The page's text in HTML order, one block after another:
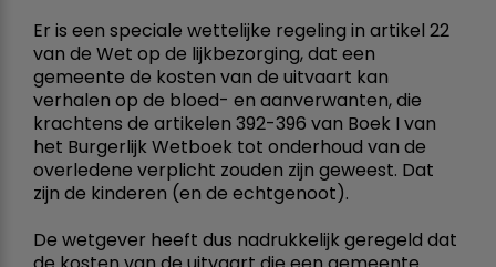
Er is een speciale wettelijke regeling in artikel 22
van de Wet op de lijkbezorging, dat een
gemeente de kosten van de uitvaart kan
verhalen op de bloed- en aanverwanten, die
krachtens de artikelen 392-396 van Boek I van
het Burgerlijk Wetboek tot onderhoud van de
overledene verplicht zouden zijn geweest. Dat
zijn de kinderen (en de echtgenoot).
De wetgever heeft dus nadrukkelijk geregeld dat